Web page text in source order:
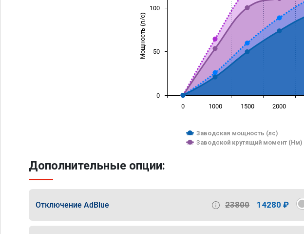
Мощность (л/с)
Заводская мощность (лс)
Заводской крутящий момент (Нм)
0 1000 1500 2000
0
50
100
Дополнительные опции:
Отключение AdBlue 23800 14280 ₽